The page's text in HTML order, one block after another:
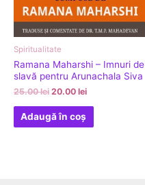
Spiritualitate
Ramana Maharshi – Imnuri de
slavă pentru Arunachala Siva
25.00lei 20.00 lei
Adaugă în coș